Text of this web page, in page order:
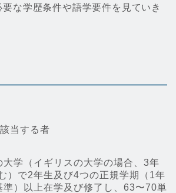
な学歴条件や語学要件を見ていき
当する者
大学（イギリスの大学の場合、3年
）で2年生及び4つの正規学期（1年
準）以上在学及び修了し、63〜70単